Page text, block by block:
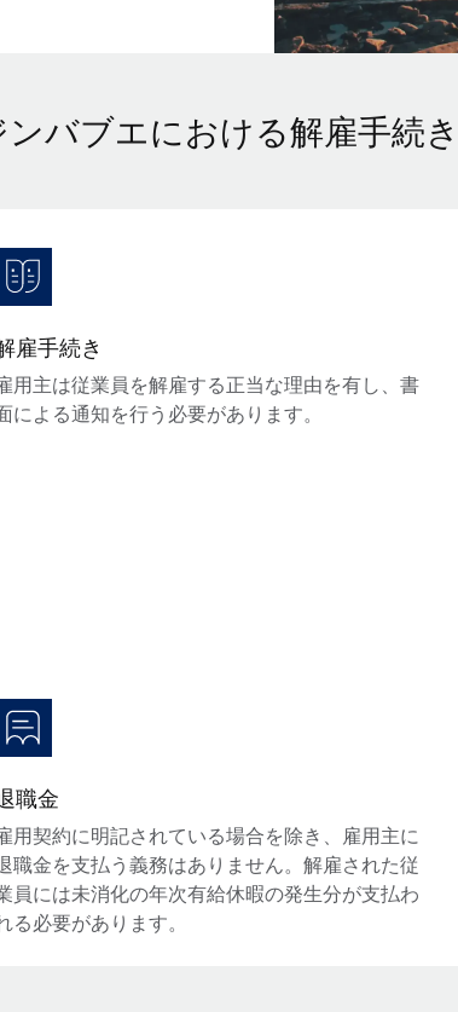
ンバブエにおける解雇手続き
雇手続き
用主は従業員を解雇する正当な理由を有し、書
による通知を行う必要があります。
職金
用契約に明記されている場合を除き、雇用主に
職金を支払う義務はありません。解雇された従
員には未消化の年次有給休暇の発生分が支払わ
る必要があります。